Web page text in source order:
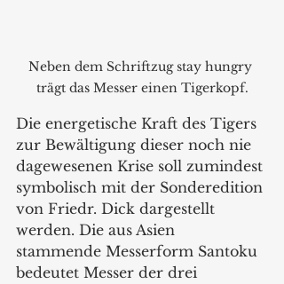
Neben dem Schriftzug stay hungry
trägt das Messer einen Tigerkopf.
Die energetische Kraft des Tigers
zur Bewältigung dieser noch nie
dagewesenen Krise soll zumindest
symbolisch mit der Sonderedition
von Friedr. Dick dargestellt
werden. Die aus Asien
stammende Messerform Santoku
bedeutet Messer der drei